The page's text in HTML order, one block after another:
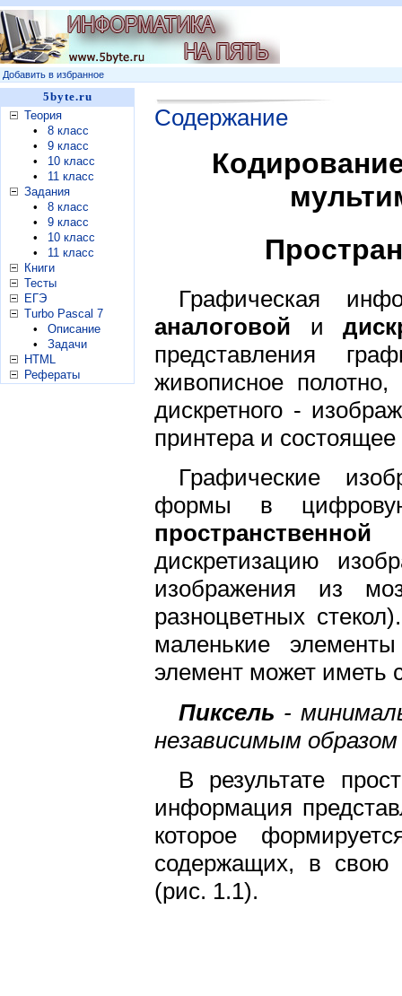
Добавить в избранное
5byte.ru
Теория
•
8 класс
•
9 класс
•
10 класс
•
11 класс
Задания
•
8 класс
•
9 класс
•
10 класс
•
11 класс
Книги
Тесты
ЕГЭ
Turbo Pascal 7
•
Описание
•
Задачи
HTML
Рефераты
Содержание
Графическая
аналоговой и
представления
живописное
дискретного -
принтера и состоящее
Графические
формы в цифровую
дискретизацию
изображения из
разноцветных
маленькие
элемент может иметь
Пиксель -
независимым
В результате
информация
которое
содержащих, в свою
(рис. 1.1).